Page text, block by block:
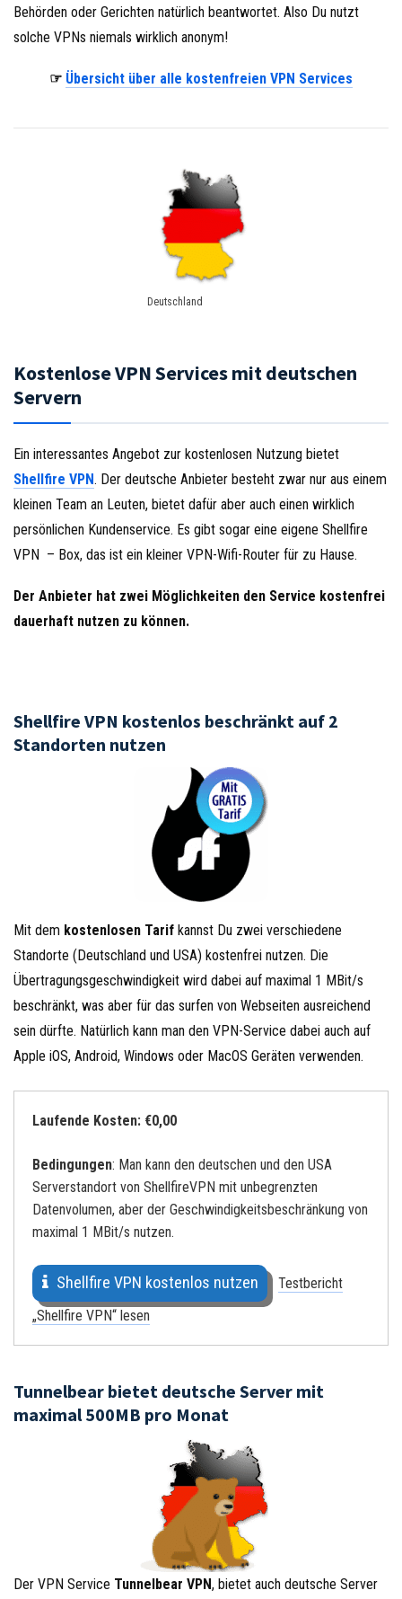
Behörden oder Gerichten natürlich beantwortet. Also Du nutzt
solche VPNs niemals wirklich anonym!
☞ Übersicht über alle kostenfreien VPN Services
Deutschland
Kostenlose VPN Services mit deutschen
Servern
Ein interessantes Angebot zur kostenlosen Nutzung bietet
Shellfire VPN. Der deutsche Anbieter besteht zwar nur aus einem
kleinen Team an Leuten, bietet dafür aber auch einen wirklich
persönlichen Kundenservice. Es gibt sogar eine eigene Shellfire
VPN – Box, das ist ein kleiner VPN-Wifi-Router für zu Hause.
Der Anbieter hat zwei Möglichkeiten den Service kostenfrei
dauerhaft nutzen zu können.
Shellfire VPN kostenlos beschränkt auf 2
Standorten nutzen
Mit dem kostenlosen Tarif kannst Du zwei verschiedene
Standorte (Deutschland und USA) kostenfrei nutzen. Die
Übertragungsgeschwindigkeit wird dabei auf maximal 1 MBit/s
beschränkt, was aber für das surfen von Webseiten ausreichend
sein dürfte. Natürlich kann man den VPN-Service dabei auch auf
Apple iOS, Android, Windows oder MacOS Geräten verwenden.
Laufende Kosten: €0,00
Bedingungen: Man kann den deutschen und den USA
Serverstandort von ShellfireVPN mit unbegrenzten
Datenvolumen, aber der Geschwindigkeitsbeschränkung von
maximal 1 MBit/s nutzen.
Shellfire VPN kostenlos nutzen
Testbericht
„Shellfire VPN“ lesen
Tunnelbear bietet deutsche Server mit
maximal 500MB pro Monat
Der VPN Service Tunnelbear VPN, bietet auch deutsche Server